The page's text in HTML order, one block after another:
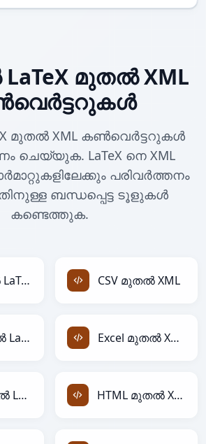
മുതൽ XML
മുതൽ XML കൺവെർട്ടറുകൾ
ചെയ്യുക. LaTeX നെ XML
പരിവർത്തനം
ബന്ധപ്പെട്ട ടൂളുകൾ
കണ്ടെത്തുക.
CSV മുതൽ LaTeX CSV മുതൽ XML
Excel മുതൽ LaTeX Excel മുതൽ XML
HTML മുതൽ LaTeX HTML മുതൽ XML